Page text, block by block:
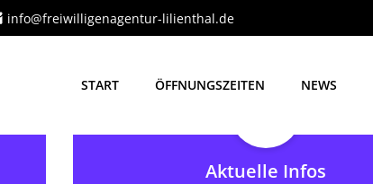
info@freiwilligenagentur-lilienthal.de
START ÖFFNUNGSZEITEN NEWS
Aktuelle Infos